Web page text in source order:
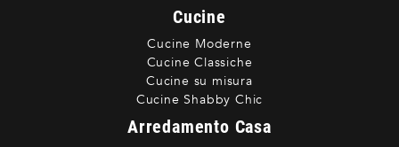
Cucine
Cucine Moderne
Cucine Classiche
Cucine su misura
Cucine Shabby Chic
Arredamento Casa